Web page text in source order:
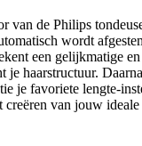
van de Philips
wordt
een gelijkmatige
je haarstructuur.
je favoriete lengte-
creëren van jouw